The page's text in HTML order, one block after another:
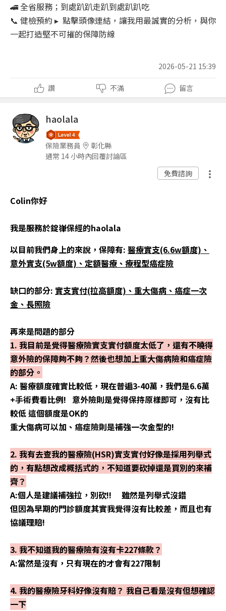
🚄 全省服務；到處趴趴走趴到處趴趴吃
📞 健檢預約 ▸ 點擊頭像連結，讓我用最誠實的分析，與你
一起打造堅不可摧的保障防線
2026-05-21 15:39
讚 不滿 留言
haolala
保險業務員
彰化縣
通常 14 小時內回覆討論區
免費諮詢
Colin你好
我是服務於錠嵂保經的haolala
以目前我們身上的來說，保障有: 醫療實支(6.6w額度)、
意外實支(5w額度)、定額醫療、療程型癌症險
缺口的部分: 實支實付(拉高額度)、重大傷病、癌症一次
金、長照險
再來是問題的部分
1. 我目前是覺得醫療險實支實付額度太低了，還有不曉得
意外險的保障夠不夠？然後也想加上重大傷病險和癌症險
的部分。
A: 醫療額度確實比較低，現在普遍3-40萬，我們是6.6萬
+手術費看比例! 意外險則是覺得保持原樣即可，沒有比
較低 這個額度是OK的
重大傷病可以加、癌症險則是補強一次金型的!
2. 我有去查我的醫療險(HSR)實支實付好像是採用列舉式
的，有點想改成概括式的，不知道要砍掉還是買別的來補
齊？
A:個人是建議補強拉，別砍!! 雖然是列舉式沒錯
但因為早期的門診額度其實我覺得沒有比較差，而且也有
協議理賠!
3. 我不知道我的醫療險有沒有卡227條款？
A:當然是沒有，只有現在的才會有227限制
4. 我的醫療險牙科好像沒有賠？ 我自己看是沒有但想確認
一下